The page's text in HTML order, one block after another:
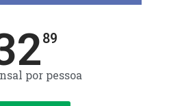
89
por pessoa